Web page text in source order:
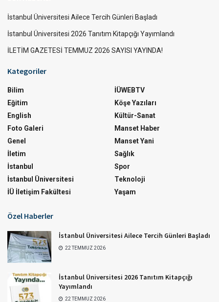
İstanbul Üniversitesi Ailece Tercih Günleri Başladı
İstanbul Üniversitesi 2026 Tanıtım Kitapçığı Yayımlandı
İLETİM GAZETESİ TEMMUZ 2026 SAYISI YAYINDA!
Kategoriler
Bilim
Eğitim
English
Foto Galeri
Genel
İletim
İstanbul
İstanbul Üniversitesi
İÜ İletişim Fakültesi
İÜWEBTV
Köşe Yazıları
Kültür-Sanat
Manset Haber
Manset Yani
Sağlık
Spor
Teknoloji
Yaşam
Özel Haberler
İstanbul Üniversitesi Ailece Tercih Günleri Başladı
22 TEMMUZ 2026
İstanbul Üniversitesi 2026 Tanıtım Kitapçığı
Yayımlandı
22 TEMMUZ 2026